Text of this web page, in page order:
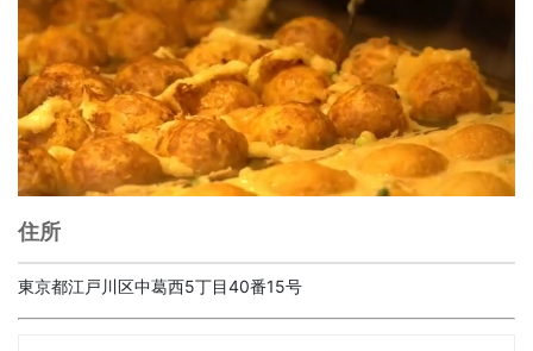
住所
東京都江戸川区中葛西5丁目40番15号